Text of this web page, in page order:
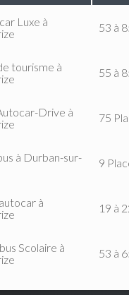
Luxe à
53 à
tourisme à
55 à
Drive à
75
à Durban-sur-
9
à
19 à
Scolaire à
53 à